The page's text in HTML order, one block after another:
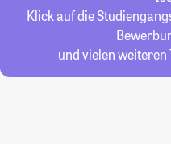
Klick auf die
und vielen